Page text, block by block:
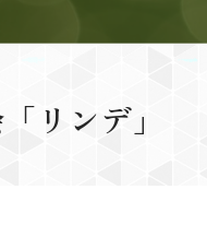
リンデ」